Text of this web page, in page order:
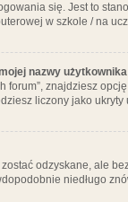
się. Jest to
w szkole / na
nazwy
forum”, znajdziesz opcję
liczony jako ukryty
odzyskane, ale
niedługo